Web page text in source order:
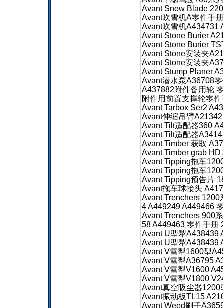
Avant Snow Blade
Avant吹雪机A零件手
Avant吹雪机A434731
Avant Stone Burier
Avant Stone Burier
Avant Stone安装夹
Avant Stone安装夹
Avant Stump Planer
Avant潜水泵A36708
A437882附件备用轮
附件用前置支撑轮零
Avant Tarbox Ser2
Avant伸缩吊臂
Avant Tilt适配器360
Avant Tilt适配器
Avant Timber 获取
Avant Timber grab
Avant Tipping拖车
Avant Tipping拖车
Avant Tipping预告片
Avant拖车球接头
Avant Trenchers 1200
4 A449249 A449466
Avant Trenchers 900
58 A449463 零件手册
Avant U型犁A438439
Avant U型犁A438439
Avant V雪犁1600型
Avant V雪犁A36795
Avant V雪犁V1600
Avant V雪犁V1800
Avant真空吸尘器
Avant振动板TL15
Avant Weed刷子